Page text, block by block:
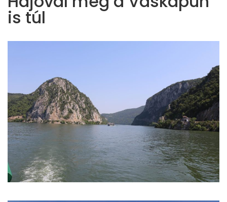
is túl